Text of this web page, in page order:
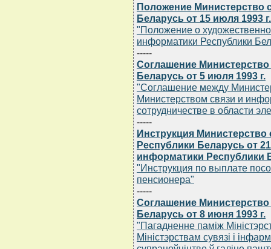
Положение Министерство
Беларусь от 15 июля 1993 г.
"Положение о
информатики Республики
-----
Соглашение
Беларусь от 5 июля 1993 г.
"Соглашение между
Министерством связи и
сотрудничестве в области
-----
Инструкция
Республики Беларусь от
информатики Республики
"Инструкция по выплате
пенсионера"
-----
Соглашение
Беларусь от 8 июня 1993 г.
"Пагадненне памiж
Мiнiстэрствам сувязi i